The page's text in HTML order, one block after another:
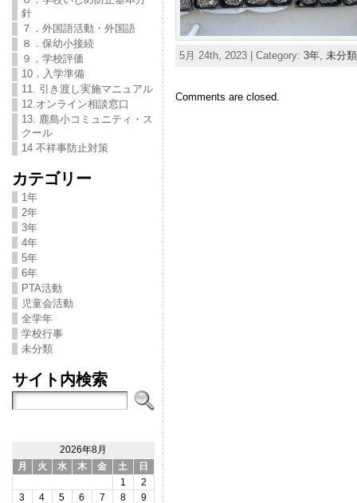
針
７．外国語活動・外国語
８．保幼小接続
９．学校評価
10．入学準備
11. 引き渡し実施マニュアル
12.オンライン相談窓口
13. 鹿島小コミュニティ・ス
クール
14 不祥事防止対策
カテゴリー
1年
2年
3年
4年
5年
6年
PTA活動
児童会活動
全学年
学校行事
未分類
サイト内検索
2026年8月
月
火 水 木 金 土 日
1
2
3
4 5 6 7 8
9
5月 24th, 2023 | Category: 3年, 未分類
Comments are closed.